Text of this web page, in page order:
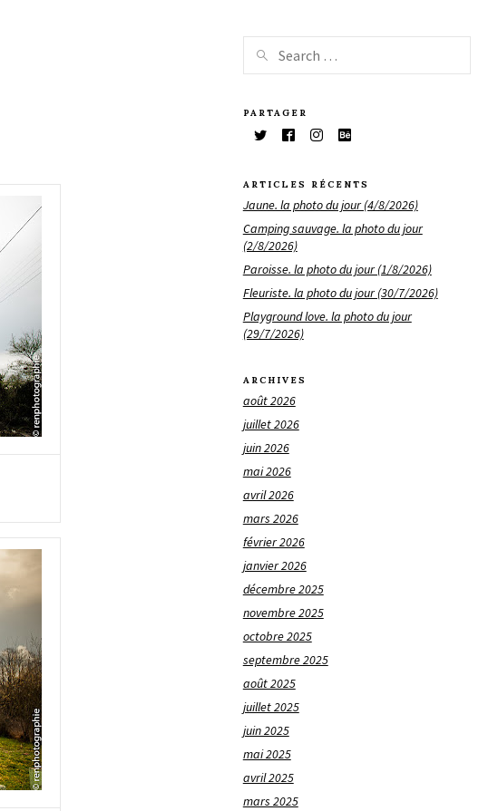
PARTAGER
ARTICLES RÉCENTS
Jaune. la photo du jour (4/8/2026)
Camping sauvage. la photo du jour
(2/8/2026)
Paroisse. la photo du jour (1/8/2026)
Fleuriste. la photo du jour (30/7/2026)
Playground love. la photo du jour
(29/7/2026)
ARCHIVES
août 2026
juillet 2026
juin 2026
mai 2026
avril 2026
mars 2026
février 2026
janvier 2026
décembre 2025
novembre 2025
octobre 2025
septembre 2025
août 2025
juillet 2025
juin 2025
mai 2025
avril 2025
mars 2025